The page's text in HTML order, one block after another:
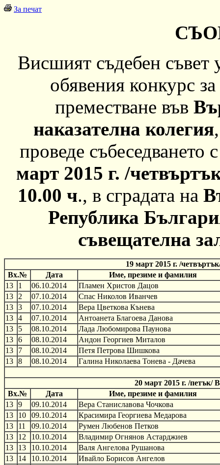
За печат
Висшият съдебен съвет
обявения конкурс
преместване във
наказателна колегия
проведе събеседването
март 2015 г. /
10.00 ч., в сградата на
Република
съвещателна
19 март 2015 г. /
Вх.№
Дата
Име, презиме и фамилия
13
1 06.10.2014
Пламен Христов Дацов
13
2 07.10.2014
Спас Николов Иванчев
13 3 07.10.2014
Вера Цветкова Кънева
13 4 07.10.2014
Антоанета Благоева Данова
13
5 08.10.2014
Лада Любомирова Паунова
13 6 08.10.2014
Андон Георгиев Миталов
13
7 08.10.2014
Петя Петрова Шишкова
13 8 08.10.2014 Галина Николаева Тонева - Дачева
20 март 2015 г. /петък/
Вх.№
Дата
Име, презиме и фамилия
13 9 09.10.2014
Вера Станиславова Чочкова
13
10 09.10.2014
Красимира Георгиева Медарова
13
11 09.10.2014
Румен Любенов Петков
13
12 10.10.2014
Владимир Огнянов Астарджиев
13
13 10.10.2014
Валя Ангелова Рушанова
13
14 10.10.2014
Ивайло Борисов Ангелов